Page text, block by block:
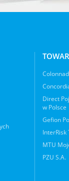
Direct
w Polsce
Gefion
InterRisk
MTU
PZU S.A.